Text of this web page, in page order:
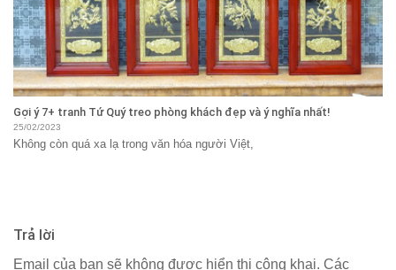
Gợi ý 7+ tranh Tứ Quý treo phòng khách đẹp và ý nghĩa nhất!
25/02/2023
Không còn quá xa lạ trong văn hóa người Việt,
Trả lời
Email của bạn sẽ không được hiển thị công khai. Các